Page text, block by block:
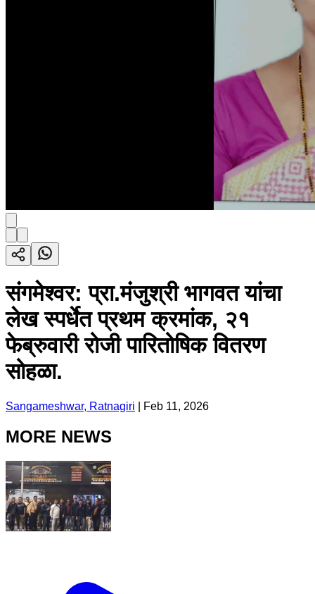
संगमेश्वर: प्रा.मंजुश्री भागवत यांचा
लेख स्पर्धेत प्रथम क्रमांक, २१
फेब्रुवारी रोजी पारितोषिक वितरण
सोहळा.
Sangameshwar, Ratnagiri Feb 11, 2026
MORE NEWS